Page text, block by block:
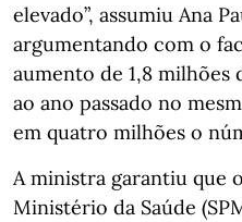
elevado”, assumiu Ana
argumentando com o
aumento de 1,8 milhões
ao ano passado no
em quatro milhões o
A ministra garantiu que
Ministério da Saúde